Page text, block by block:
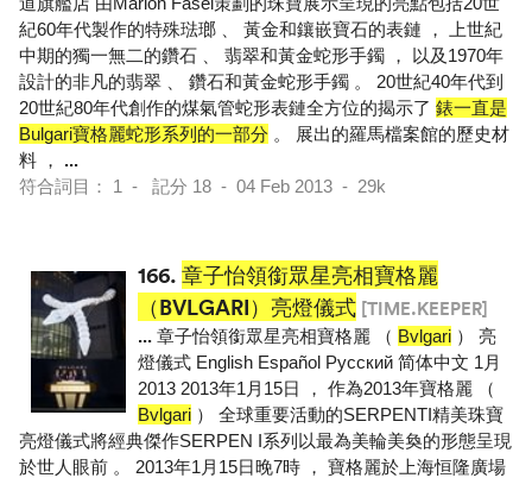
紀60年代製作的特殊琺瑯 、 黃金和鑲嵌寶石的表鏈 ， 上世紀
中期的獨一無二的鑽石 、 翡翠和黃金蛇形手鐲 ， 以及1970年
設計的非凡的翡翠 、 鑽石和黃金蛇形手鐲 。 20世紀40年代到
20世紀80年代創作的煤氣管蛇形表鏈全方位的揭示了 錶一直是
Bulgari寶格麗蛇形系列的一部分 。 展出的羅馬檔案館的歷史材
料 ， ...
符合詞目： 1 - 記分 18 - 04 Feb 2013 - 29k
166. 章子怡領銜眾星亮相寶格麗
（BVLGARI）亮燈儀式 [TIME.KEEPER]
... 章子怡領銜眾星亮相寶格麗 （ Bvlgari ） 亮
燈儀式 English Español Pусский 简体中文 1月
2013 2013年1月15日 ， 作為2013年寶格麗 （
Bvlgari ） 全球重要活動的SERPENTI精美珠寶
亮燈儀式將經典傑作SERPEN I系列以最為美輪美奐的形態呈現
於世人眼前 。 2013年1月15日晚7時 ， 寶格麗於上海恒隆廣場